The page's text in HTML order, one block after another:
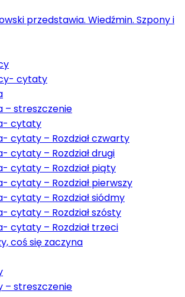
przedstawia. Wiedźmin. Szpony i
cytaty
– streszczenie
cytaty
cytaty – Rozdział czwarty
cytaty – Rozdział drugi
cytaty – Rozdział piąty
cytaty – Rozdział pierwszy
cytaty – Rozdział siódmy
cytaty – Rozdział szósty
cytaty – Rozdział trzeci
coś się zaczyna
– streszczenie